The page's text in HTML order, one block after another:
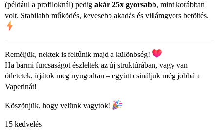
(például a profiloknál) pedig akár 25x gyorsabb, mint korábban
volt. Stabilabb működés, kevesebb akadás és villámgyors betöltés.
Reméljük, nektek is feltűnik majd a különbség!
Ha bármi furcsaságot észleltek az új struktúrában, vagy van
ötletetek, írjátok meg nyugodtan – együtt csináljuk még jobbá a
Vaperinát!
Köszönjük, hogy velünk vagytok!
15 kedvelés